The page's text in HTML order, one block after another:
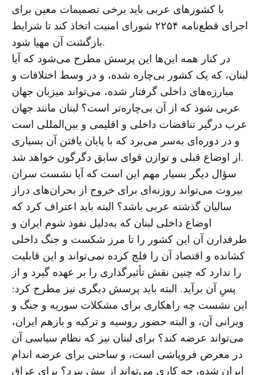
با کشورهای عربی باید برخی تصمیمات معین برای
اجرای قطع‌نامه ۲۲۵۴ شورای امنیت اتخاذ کند تا شرایط
بازگشت آن مهیا شود.
در کنار همه این‌ها این پرسش مطرح می‌شود که آیا
لبنان، که یک کشور بی‌چاره شده، و در وسط اختلافات و
مبارزه‌های داخلی گرفتار شده، می‌تواند میزبان جهان
عربی شود که از آن بی‌چاره‌تر است؟ لبنان مانند جهان
عرب درگیر تناقضات داخلی و اقلیمی و بین‌المللی است
و در دوره‌ای به‌سر می‌برد که با پایان یافتن آن بسیاری
از اوضاع قبلی و توازن قوای سابق دگرگون خواهد شد.
سؤال دیگر بسیار مهم این است که آیا نشست سران
بیروت می‌تواند روزنه‌ای برای خروج از بحران‌های دراز
سالیان گذشته عربی باشد؟ البته باید اعتراف کرد که
اوضاع داخلی لبنان که به‌دلیل نفوذ شوم ایران و
طرفدارن آن این کشور را تا مرز شکست و جنگ داخلی
کشانده و اقتصاد آن را فلج کرده نمی‌تواند و این قابلیت
را ندارد که چنین نقش تأثیرگذاری را بر عهده گیرد و از
پسِ آن برآید. البته باید پرسش دیگری نیز مطرح کرد:
این نشست چه راهکاری برای مشکلات سوریه و جنگ و
ویرانی آن، و البته حضور روسیه و ترکیه و بازهم ایران،
می‌تواند عرضه کند؟ برای لبنان نیز که نظام سیاسی آن
در معرض فروپاشی است، و ساحتی برای عرضه اندام
ایران شده، چه کاری می‌تواند از پیش ببرد؟ برای عراق